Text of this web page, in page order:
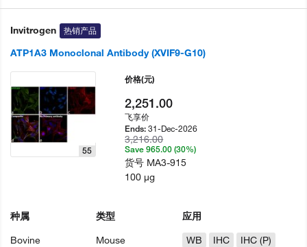
Invitrogen 热销产品
ATP1A3 Monoclonal Antibody (XVIF9-G10)
55
种属
Bovine
类型
Mouse
应用
WB
IHC
IHC (P)
价格(元)
2,251.00
飞享价
Ends:31-Dec-2026
3,216.00
Save 965.00 (30%)
货号 MA3-915
100 µg